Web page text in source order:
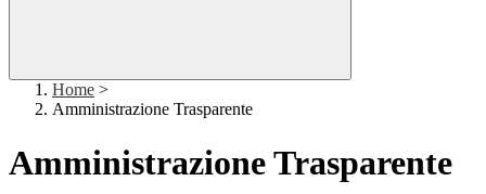
Home >
Amministrazione Trasparente
Amministrazione Trasparente